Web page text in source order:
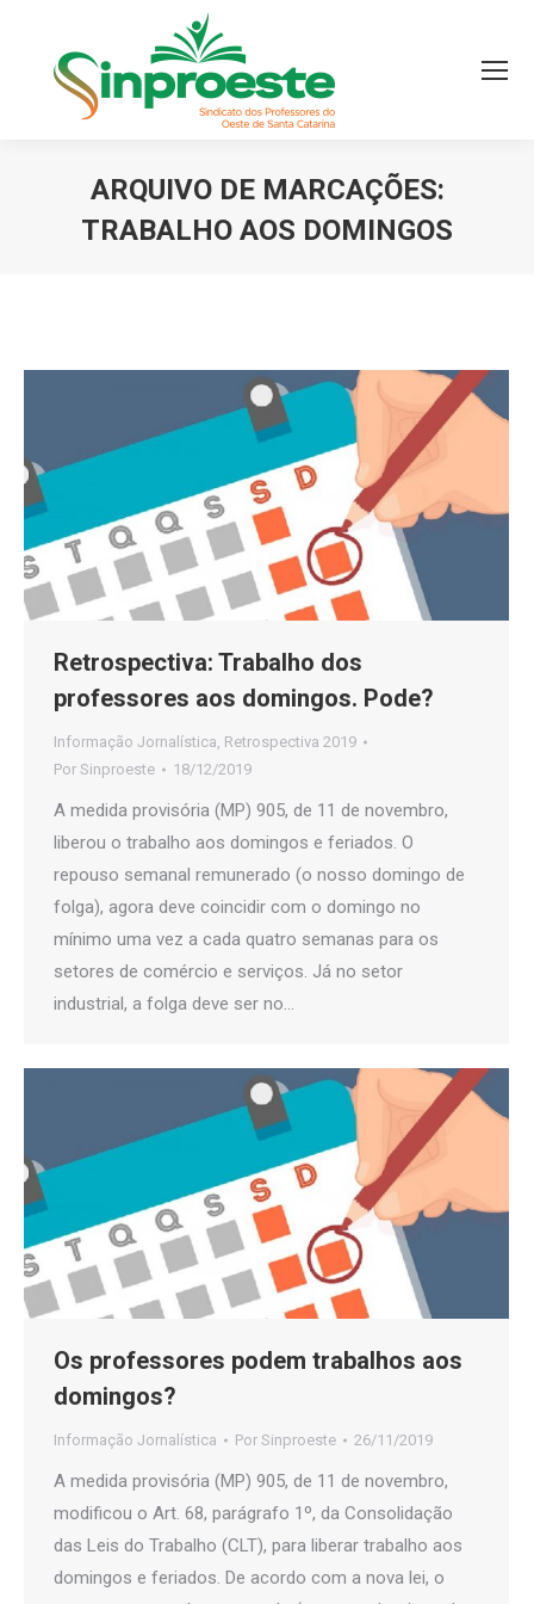
ARQUIVO DE MARCAÇÕES:
TRABALHO AOS DOMINGOS
Retrospectiva: Trabalho dos
professores aos domingos. Pode?
Informação Jornalística, Retrospectiva 2019
Por Sinproeste 18/12/2019
A medida provisória (MP) 905, de 11 de novembro,
liberou o trabalho aos domingos e feriados. O
repouso semanal remunerado (o nosso domingo de
folga), agora deve coincidir com o domingo no
mínimo uma vez a cada quatro semanas para os
setores de comércio e serviços. Já no setor
industrial, a folga deve ser no…
Os professores podem trabalhos aos
domingos?
Informação Jornalística Por Sinproeste 26/11/2019
A medida provisória (MP) 905, de 11 de novembro,
modificou o Art. 68, parágrafo 1º, da Consolidação
das Leis do Trabalho (CLT), para liberar trabalho aos
domingos e feriados. De acordo com a nova lei, o